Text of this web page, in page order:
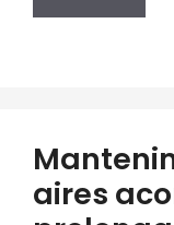
aires